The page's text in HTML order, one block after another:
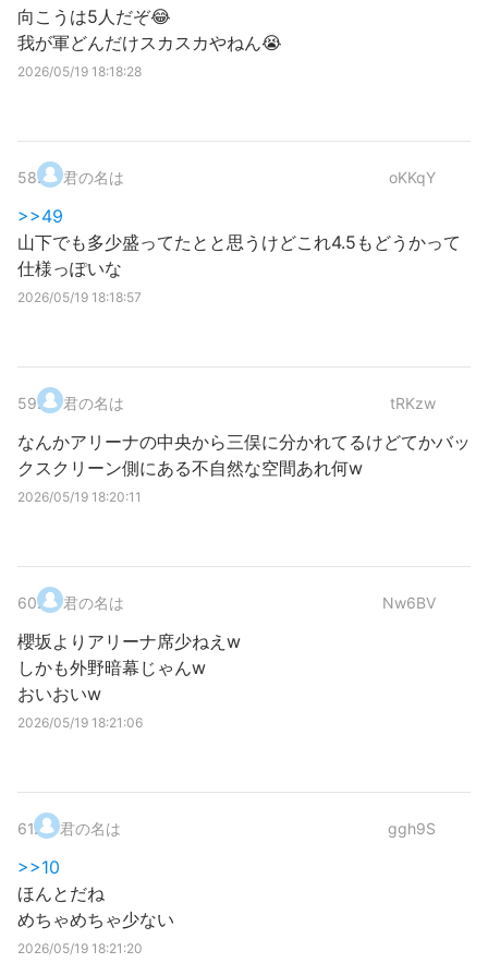
向こうは5人だぞ😂
我が軍どんだけスカスカやねん😭
2026/05/19 18:18:28
58. 君の名は oKKqY
>>49
山下でも多少盛ってたとと思うけどこれ4.5もどうかって
仕様っぽいな
2026/05/19 18:18:57
59. 君の名は tRKzw
なんかアリーナの中央から三俣に分かれてるけどてかバッ
クスクリーン側にある不自然な空間あれ何w
2026/05/19 18:20:11
60. 君の名は Nw6BV
櫻坂よりアリーナ席少ねえw
しかも外野暗幕じゃんw
おいおいw
2026/05/19 18:21:06
61. 君の名は ggh9S
>>10
ほんとだね
めちゃめちゃ少ない
2026/05/19 18:21:20